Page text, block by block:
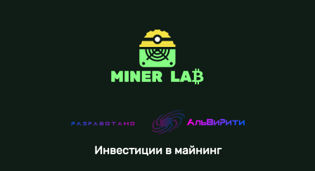
Инвестиции в майнинг